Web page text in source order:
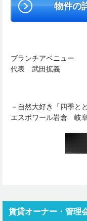
物件の
ブランチアベニュー
代表 武田拡義
－自然大好き「四季と
エスポワール岩倉 岐
賃貸オーナー・管理